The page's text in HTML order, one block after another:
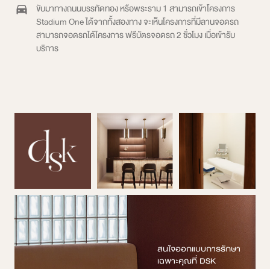
ขับมาทางถนนบรรทัดทอง หรือพระราม 1 สามารถเข้าโครงการ
Stadium One ได้จากทั้งสองทาง จะเห็นโครงการที่มีลานจอดรถ
สามารถจอดรถได้โครงการ ฟรีบัตรจอดรถ 2 ชั่วโมง เมื่อเข้ารับ
บริการ
สนใจออกแบบการรักษา
เฉพาะคุณที่ DSK